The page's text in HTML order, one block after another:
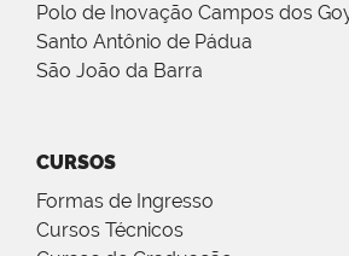
Polo de Inovação Campos dos
Santo Antônio de Pádua
São João da Barra
CURSOS
Formas de Ingresso
Cursos Técnicos